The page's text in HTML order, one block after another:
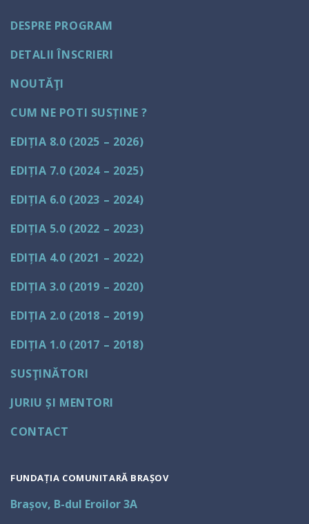
DESPRE PROGRAM
DETALII ÎNSCRIERI
NOUTĂŢI
CUM NE POTI SUSȚINE ?
EDIȚIA 8.0 (2025 – 2026)
EDIȚIA 7.0 (2024 – 2025)
EDIȚIA 6.0 (2023 – 2024)
EDIȚIA 5.0 (2022 – 2023)
EDIȚIA 4.0 (2021 – 2022)
EDIȚIA 3.0 (2019 – 2020)
EDIȚIA 2.0 (2018 – 2019)
EDIȚIA 1.0 (2017 – 2018)
SUSŢINĂTORI
JURIU ȘI MENTORI
CONTACT
FUNDAȚIA COMUNITARĂ BRAȘOV
Brașov, B-dul Eroilor 3A